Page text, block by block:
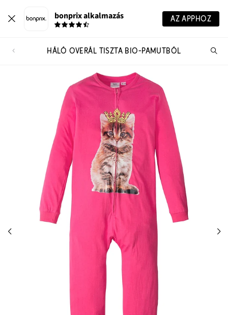
bonprix alkalmazás AZ APPHOZ
HÁLÓ OVERÁL TISZTA BIO-PAMUTBÓL